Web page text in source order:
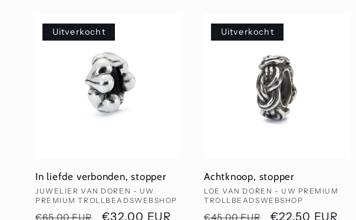
Uitverkocht
In liefde verbonden, stopper
Verkoper:
JUWELIER VAN DOREN - UW
PREMIUM TROLLBEADSWEBSHOP
Normale
€65,00 EUR Aanbiedingsprijs
€32,00 EUR
Uitverkocht
Achtknoop, stopper
Verkoper:
LOE VAN DOREN - UW PREMIUM
TROLLBEADSWEBSHOP
Normale
€45,00 EUR €22,50 EUR